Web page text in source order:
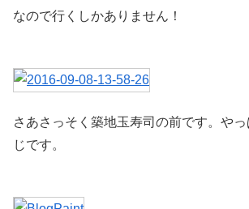
なので行くしかありません！
さあさっそく築地玉寿司の前です。や
じです。